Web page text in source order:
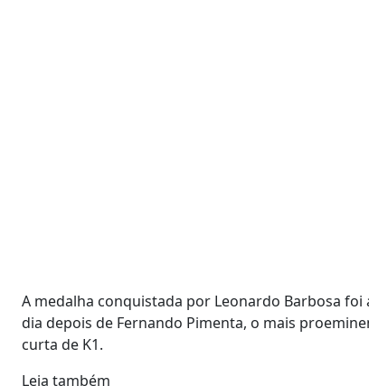
A medalha conquistada por Leonardo Barbosa
dia depois de Fernando Pimenta, o mais
curta de K1.
Leia também